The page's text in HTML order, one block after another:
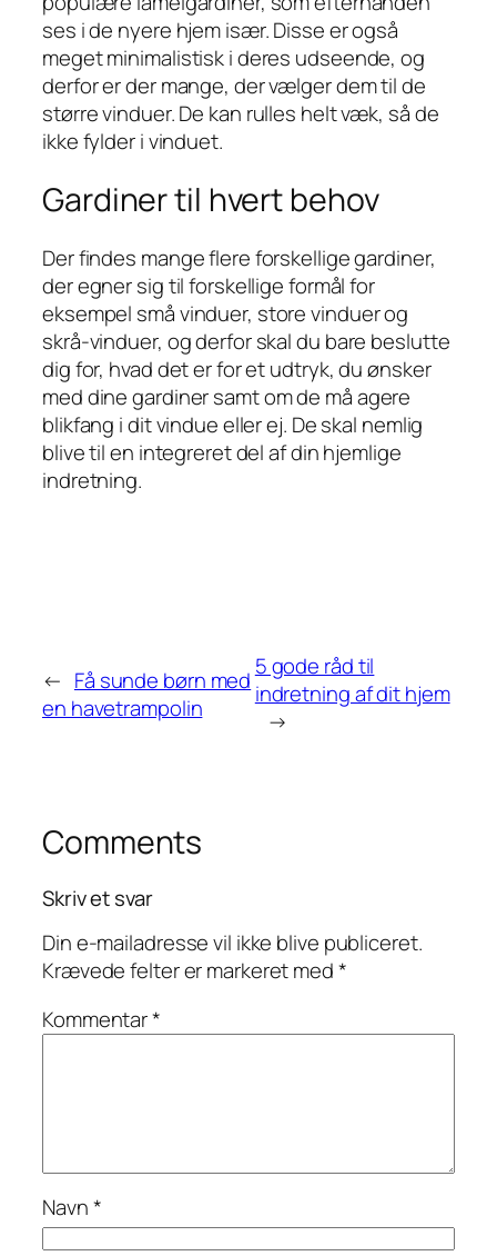
ses i de nyere hjem især. Disse er også
meget minimalistisk i deres udseende, og
derfor er der mange, der vælger dem til de
større vinduer. De kan rulles helt væk, så de
ikke fylder i vinduet.
Gardiner til hvert behov
Der findes mange flere forskellige gardiner,
der egner sig til forskellige formål for
eksempel små vinduer, store vinduer og
skrå-vinduer, og derfor skal du bare beslutte
dig for, hvad det er for et udtryk, du ønsker
med dine gardiner samt om de må agere
blikfang i dit vindue eller ej. De skal nemlig
blive til en integreret del af din hjemlige
indretning.
← Få sunde børn med
en havetrampolin
5 gode råd til
indretning af dit hjem
→
Comments
Skriv et svar
Din e-mailadresse vil ikke blive publiceret.
Krævede felter er markeret med*
Kommentar*
Navn*